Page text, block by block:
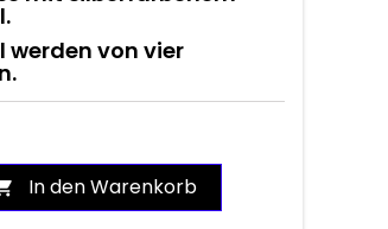
werden von vier
In den Warenkorb